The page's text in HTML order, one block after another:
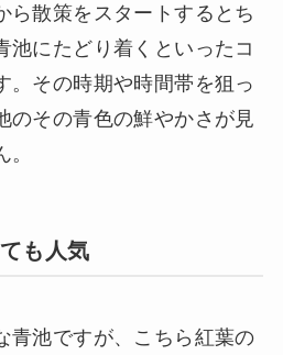
ら散策をスタートするとち
池にたどり着くといったコ
。その時期や時間帯を狙っ
のその青色の鮮やかさが見
も人気
青池ですが、こちら紅葉の